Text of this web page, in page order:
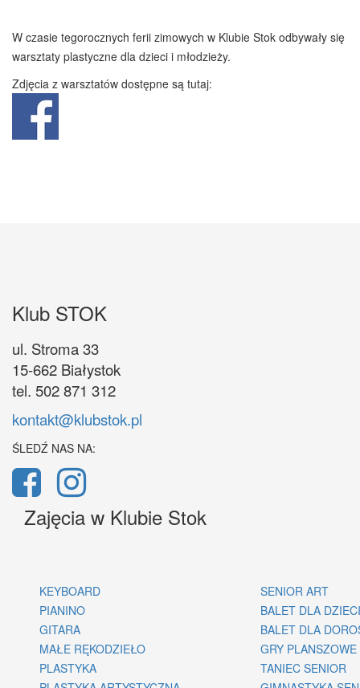
W czasie tegorocznych ferii zimowych w Klubie Stok odbywały się
warsztaty plastyczne dla dzieci i młodzieży.
Zdjęcia z warsztatów dostępne są tutaj:
Klub STOK
ul. Stroma 33
15-662 Białystok
tel. 502 871 312
kontakt@klubstok.pl
ŚLEDŹ NAS NA:
Zajęcia w Klubie Stok
KEYBOARD
SENIOR ART
PIANINO
BALET DLA DZIECI
GITARA
BALET DLA
MAŁE RĘKODZIEŁO
GRY PLANSZOWE
PLASTYKA
TANIEC SENIOR